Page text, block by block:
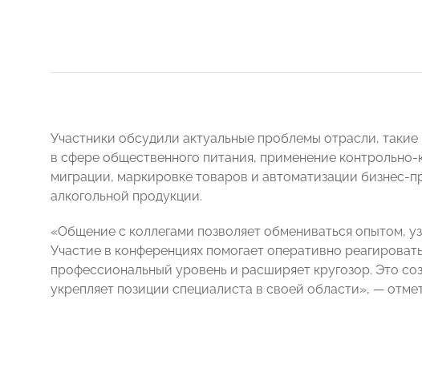
Участники обсудили актуальные проблемы отрасли,
в сфере общественного питания, применение
миграции, маркировке товаров и автоматизации бизнес-
алкогольной продукции.
«Общение с коллегами позволяет обмениваться опытом,
Участие в конференциях помогает оперативно
профессиональный уровень и расширяет кругозор. Это
укрепляет позиции специалиста в своей области», —